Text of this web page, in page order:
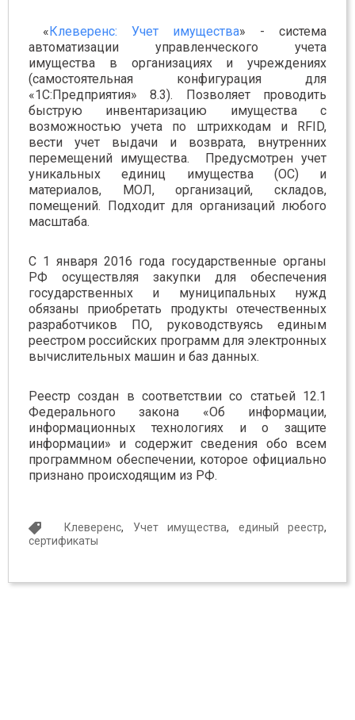
«Клеверенс: Учет имущества» - система
автоматизации управленческого учета
имущества в организациях и учреждениях
(самостоятельная конфигурация для
«1С:Предприятия» 8.3). Позволяет проводить
быструю инвентаризацию имущества с
возможностью учета по штрихкодам и RFID,
вести учет выдачи и возврата, внутренних
перемещений имущества. Предусмотрен учет
уникальных единиц имущества (ОС) и
материалов, МОЛ, организаций, складов,
помещений. Подходит для организаций любого
масштаба.
С 1 января 2016 года государственные органы
РФ осуществляя закупки для обеспечения
государственных и муниципальных нужд
обязаны приобретать продукты отечественных
разработчиков ПО, руководствуясь единым
реестром российских программ для электронных
вычислительных машин и баз данных.
Реестр создан в соответствии со статьей 12.1
Федерального закона «Об информации,
информационных технологиях и о защите
информации» и содержит сведения обо всем
программном обеспечении, которое официально
признано происходящим из РФ.
Клеверенс, Учет имущества, единый реестр,
сертификаты